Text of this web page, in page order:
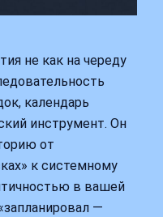
не как на череду
календарь
инструмент. Он
от
к системному
в вашей
—